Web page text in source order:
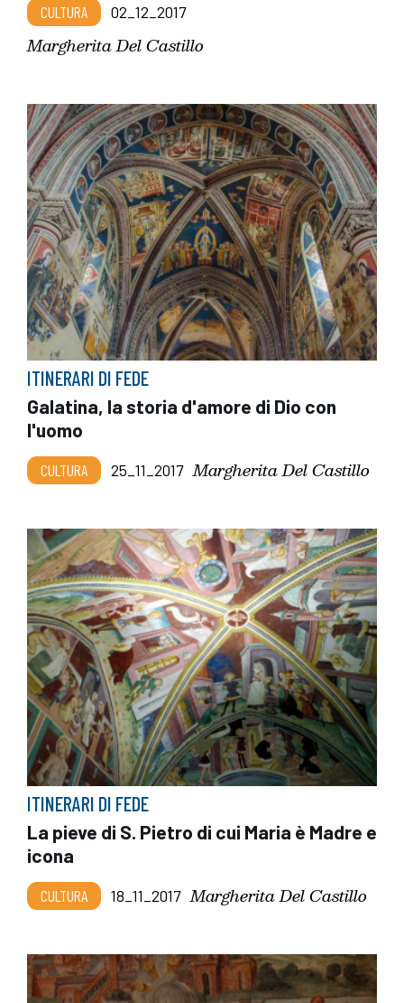
CULTURA 02_12_2017
Margherita Del Castillo
ITINERARI DI FEDE
Galatina, la storia d'amore di Dio con
l'uomo
CULTURA 25_11_2017 Margherita Del Castillo
ITINERARI DI FEDE
La pieve di S. Pietro di cui Maria è Madre e
icona
CULTURA 18_11_2017 Margherita Del Castillo